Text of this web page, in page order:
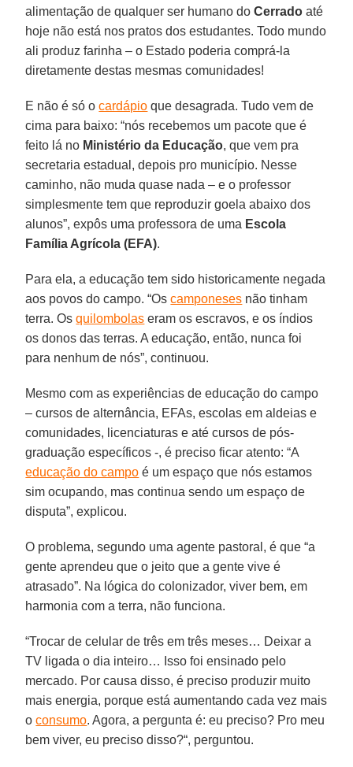
alimentação de qualquer ser humano doCerrado até
hoje não está nos pratos dos estudantes. Todo mundo
ali produz farinha – o Estado poderia comprá-la
diretamente destas mesmas comunidades!
E não é só ocardápio que desagrada. Tudo vem de
cima para baixo: “nós recebemos um pacote que é
feito lá no Ministério da Educação, que vem pra
secretaria estadual, depois pro município. Nesse
caminho, não muda quase nada – e o professor
simplesmente tem que reproduzir goela abaixo dos
alunos”, expôs uma professora de uma Escola
Família Agrícola (EFA).
Para ela, a educação tem sido historicamente negada
aos povos do campo. “Oscamponeses não tinham
terra. Osquilombolas eram os escravos, e os índios
os donos das terras. A educação, então, nunca foi
para nenhum de nós”, continuou.
Mesmo com as experiências de educação do campo
– cursos de alternância, EFAs, escolas em aldeias e
comunidades, licenciaturas e até cursos de pós-
graduação específicos -, é preciso ficar atento: “A
educação do campo é um espaço que nós estamos
sim ocupando, mas continua sendo um espaço de
disputa”, explicou.
O problema, segundo uma agente pastoral, é que “a
gente aprendeu que o jeito que a gente vive é
atrasado”. Na lógica do colonizador, viver bem, em
harmonia com a terra, não funciona.
“Trocar de celular de três em três meses… Deixar a
TV ligada o dia inteiro… Isso foi ensinado pelo
mercado. Por causa disso, é preciso produzir muito
mais energia, porque está aumentando cada vez mais
oconsumo. Agora, a pergunta é: eu preciso? Pro meu
bem viver, eu preciso disso?“, perguntou.